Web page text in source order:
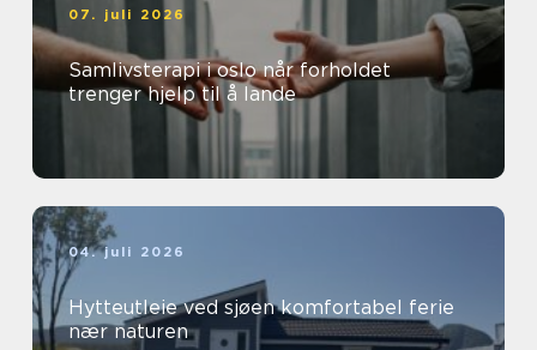
07. juli 2026
Samlivsterapi i oslo når forholdet
trenger hjelp til å lande
04. juli 2026
Hytteutleie ved sjøen komfortabel ferie
nær naturen